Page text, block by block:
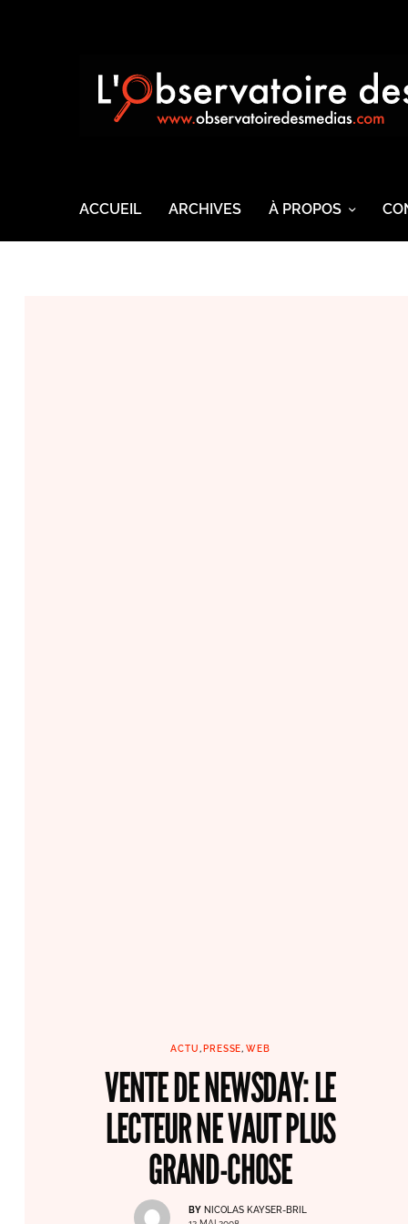
ACCUEIL ARCHIVES À PROPOS
ACTU , PRESSE, WEB
VENTE DE NEWSDAY: LE
LECTEUR NE VAUT PLUS
GRAND-CHOSE
BY NICOLAS KAYSER-BRIL